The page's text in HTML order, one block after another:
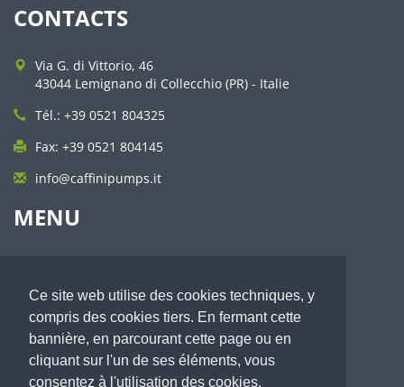
Ce site web utilise des cookies techniques, y
compris des cookies tiers. En fermant cette
bannière, en parcourant cette page ou en
cliquant sur l'un de ses éléments, vous
consentez à l'utilisation des cookies.
CONTACTS
Via G. di Vittorio, 46
43044 Lemignano di Collecchio (PR) - Italie
Tél.: +39 0521 804325
Fax: +39 0521 804145
info@caffinipumps.it
MENU
Pompes à membrane
Pompes centrifuges auto-amorçantes
Secteurs d'application
Distribution
Nouveautés